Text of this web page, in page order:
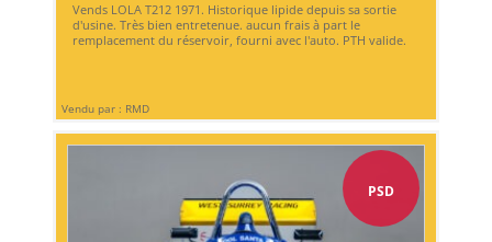
Vends LOLA T212 1971. Historique lipide depuis sa sortie
d'usine. Très bien entretenue. aucun frais à part le
remplacement du réservoir, fourni avec l'auto. PTH valide.
Vendu par : RMD
PSD